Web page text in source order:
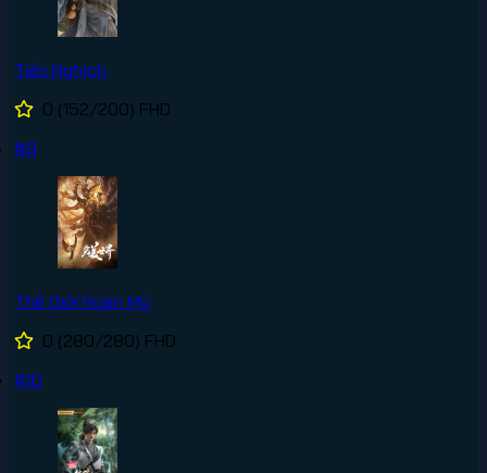
Tiên Nghịch
0 (152/200) FHD
#9
Thế Giới Hoàn Mỹ
0 (280/280) FHD
#10